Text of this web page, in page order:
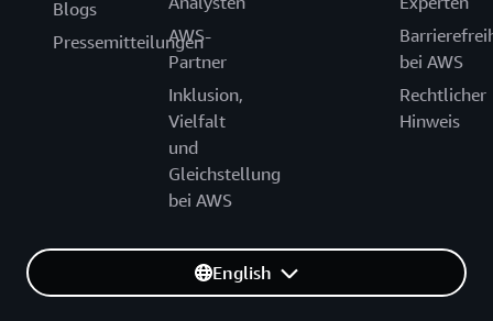
Blogs
Pressemitteilungen
AWS-
Partner
Inklusion,
Vielfalt
und
Gleichstellung
bei AWS
bei AWS
Rechtlicher
Hinweis
English